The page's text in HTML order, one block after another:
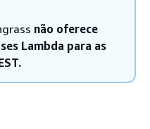
não oferece
Lambda para as